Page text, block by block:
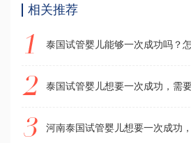
相关推荐
泰国试管婴儿能够一次成功吗？
泰国试管婴儿想要一次成功，需
河南泰国试管婴儿想要一次成功